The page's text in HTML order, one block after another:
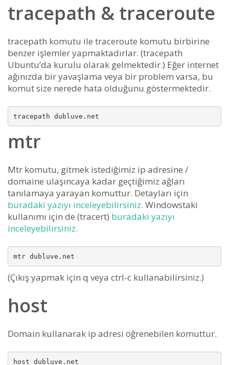
tracepath & traceroute
tracepath komutu ile traceroute komutu birbirine
benzer işlemler yapmaktadırlar. (tracepath
Ubuntu’da kurulu olarak gelmektedir.) Eğer internet
ağınızda bir yavaşlama veya bir problem varsa, bu
komut size nerede hata olduğunu göstermektedir.
mtr
Mtr komutu, gitmek istediğimiz ip adresine /
domaine ulaşıncaya kadar geçtiğimiz ağları
tanılamaya yarayan komuttur. Detayları için
buradaki yazıyı inceleyebilirsiniz. Windowstaki
kullanımı için de (tracert) buradaki yazıyı
inceleyebilirsiniz.
(Çıkış yapmak için q veya ctrl-c kullanabilirsiniz.)
host
Domain kullanarak ip adresi öğrenebilen komuttur.